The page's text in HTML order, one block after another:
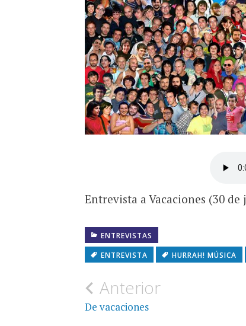
Entrevista a Vacaciones (30 de
ENTREVISTAS
ENTREVISTA
HURRAH! MÚSICA
Navegación
de
Anterior
De vacaciones